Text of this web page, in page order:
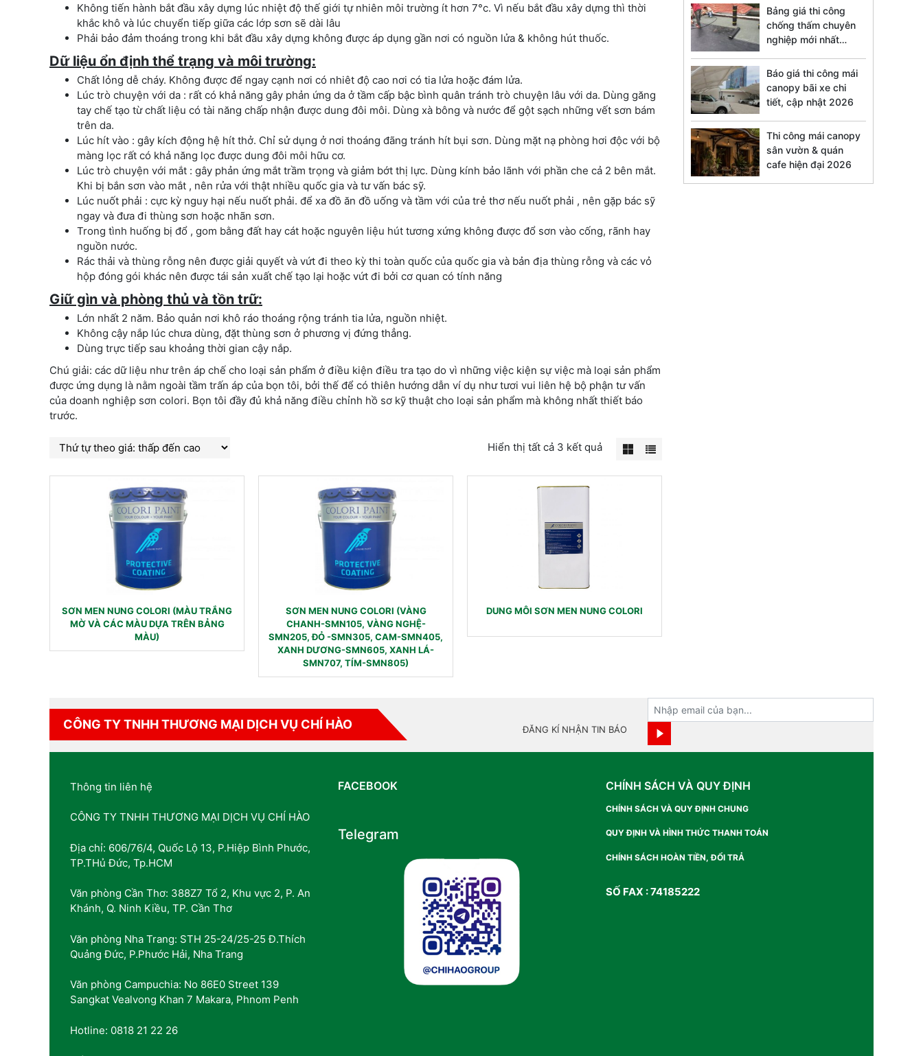
Không tiến hành bắt đầu xây dựng lúc nhiệt độ thế giới tự nhiên môi trường ít hơn 7°c. Vì nếu bắt đầu xây dựng thì thời
khắc khô và lúc chuyển tiếp giữa các lớp sơn sẽ dài lâu
Phải bảo đảm thoáng trong khi bắt đầu xây dựng không được áp dụng gần nơi có nguồn lửa & không hút thuốc.
Dữ liệu ổn định thể trạng và môi trường:
Chất lỏng dễ cháy. Không được để ngay cạnh nơi có nhiêt độ cao nơi có tia lửa hoặc đám lửa.
Lúc trò chuyện với da : rất có khả năng gây phản ứng da ở tầm cấp bậc bình quân tránh trò chuyện lâu với da. Dùng găng
tay chế tạo từ chất liệu có tài năng chấp nhận được dung đôi môi. Dùng xà bông và nước để gột sạch những vết sơn bám
trên da.
Lúc hít vào : gây kích động hệ hít thở. Chỉ sử dụng ở nơi thoáng đãng tránh hít bụi sơn. Dùng mặt nạ phòng hơi độc với bộ
màng lọc rất có khả năng lọc được dung đôi môi hữu cơ.
Lúc trò chuyện với mắt : gây phản ứng mắt trầm trọng và giảm bớt thị lực. Dùng kính bảo lãnh với phần che cả 2 bên mắt.
Khi bị bắn sơn vào mắt , nên rửa với thật nhiều quốc gia và tư vấn bác sỹ.
Lúc nuốt phải : cực kỳ nguy hại nếu nuốt phải. để xa đồ ăn đồ uống và tầm với của trẻ thơ nếu nuốt phải , nên gặp bác sỹ
ngay và đưa đi thùng sơn hoặc nhãn sơn.
Trong tình huống bị đổ , gom bằng đất hay cát hoặc nguyên liệu hút tương xứng không được đổ sơn vào cống, rãnh hay
nguồn nước.
Rác thải và thùng rỗng nên được giải quyết và vứt đi theo kỳ thi toàn quốc của quốc gia và bản địa thùng rỗng và các vỏ
hộp đóng gói khác nên được tái sản xuất chế tạo lại hoặc vứt đi bởi cơ quan có tính năng
Giữ gìn và phòng thủ và tồn trữ:
Lớn nhất 2 năm. Bảo quản nơi khô ráo thoáng rộng tránh tia lửa, nguồn nhiệt.
Không cậy nắp lúc chưa dùng, đặt thùng sơn ở phương vị đứng thẳng.
Dùng trực tiếp sau khoảng thời gian cậy nắp.
Chú giải: các dữ liệu như trên áp chế cho loại sản phẩm ở điều kiện điều tra tạo do vì những việc kiện sự việc mà loại sản phẩm
được ứng dụng là nằm ngoài tầm trấn áp của bọn tôi, bởi thế để có thiên hướng dẫn ví dụ như tươi vui liên hệ bộ phận tư vấn
của doanh nghiệp sơn colori. Bọn tôi đầy đủ khả năng điều chỉnh hồ sơ kỹ thuật cho loại sản phẩm mà không nhất thiết báo
trước.
Hiển thị tất cả 3 kết quả
SƠN MEN NUNG COLORI (MÀU TRẮNG
MỜ VÀ CÁC MÀU DỰA TRÊN BẢNG
MÀU)
SƠN MEN NUNG COLORI (VÀNG
CHANH-SMN105, VÀNG NGHỆ-
SMN205, ĐỎ -SMN305, CAM-SMN405,
XANH DƯƠNG-SMN605, XANH LÁ-
SMN707, TÍM-SMN805)
DUNG MÔI SƠN MEN NUNG COLORI
Bảng giá thi công
chống thấm chuyên
nghiệp mới nhất
Báo giá thi công mái
canopy bãi xe chi
tiết, cập nhật 2026
Thi công mái canopy
sân vườn & quán
cafe hiện đại 2026
CÔNG TY TNHH THƯƠNG MẠI DỊCH VỤ CHÍ HÀO ĐĂNG KÍ NHẬN TIN BÁO
Thông tin liên hệ
CÔNG TY TNHH THƯƠNG MẠI DỊCH VỤ CHÍ HÀO
Địa chỉ: 606/76/4, Quốc Lộ 13, P.Hiệp Bình Phước,
TP.THủ Đức, Tp.HCM
Văn phòng Cần Thơ: 388Z7 Tổ 2, Khu vực 2, P. An
Khánh, Q. Ninh Kiều, TP. Cần Thơ
Văn phòng Nha Trang: STH 25-24/25-25 Đ.Thích
Quảng Đức, P.Phước Hải, Nha Trang
Văn phòng Campuchia: No 86E0 Street 139
Sangkat Vealvong Khan 7 Makara, Phnom Penh
Hotline: 0818 21 22 26
FACEBOOK
Telegram
CHÍNH SÁCH VÀ QUY ĐỊNH
CHÍNH SÁCH VÀ QUY ĐỊNH CHUNG
QUY ĐỊNH VÀ HÌNH THỨC THANH TOÁN
CHÍNH SÁCH HOÀN TIỀN, ĐỔI TRẢ
SỐ FAX : 74185222